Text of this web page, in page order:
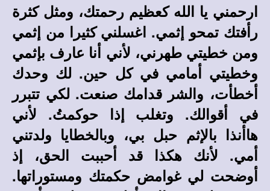
ارحمني يا الله كعظيم رحمتك، ومثل كثرة
رأفتك تمحو إثمي. اغسلني كثيرا من إثمي
ومن خطيتي طهرني، لأني أنا عارف بإثمي
وخطيتي أمامي في كل حين. لك وحدك
أخطأت، والشر قدامك صنعت. لكي تتبرر
في أقوالك. وتغلب إذا حوكمتُ. لأني
هاأنذا بالإثم حبل بي، وبالخطايا ولدتني
أمي. لأنك هكذا قد أحببت الحق، إذ
أوضحت لي غوامض حكمتك ومستوراتها.